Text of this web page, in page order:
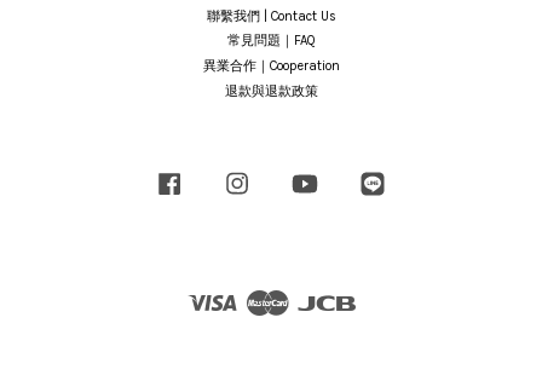
聯繫我們 | Contact Us
常見問題｜FAQ
異業合作｜Cooperation
退款與退款政策
Facebook Instagram YouTube
Visa Master